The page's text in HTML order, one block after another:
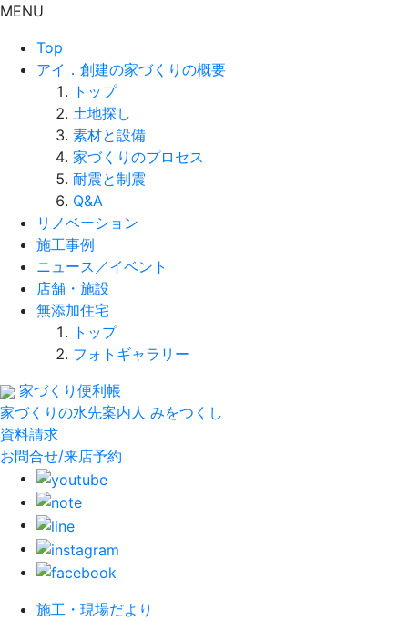
MENU
Top
アイ．創建の家づくりの概要
トップ
土地探し
素材と設備
家づくりのプロセス
耐震と制震
Q&A
リノベーション
施工事例
ニュース／イベント
店舗・施設
無添加住宅
トップ
フォトギャラリー
家づくり便利帳
家づくりの水先案内人 みをつくし
資料請求
お問合せ/来店予約
施工・現場だより